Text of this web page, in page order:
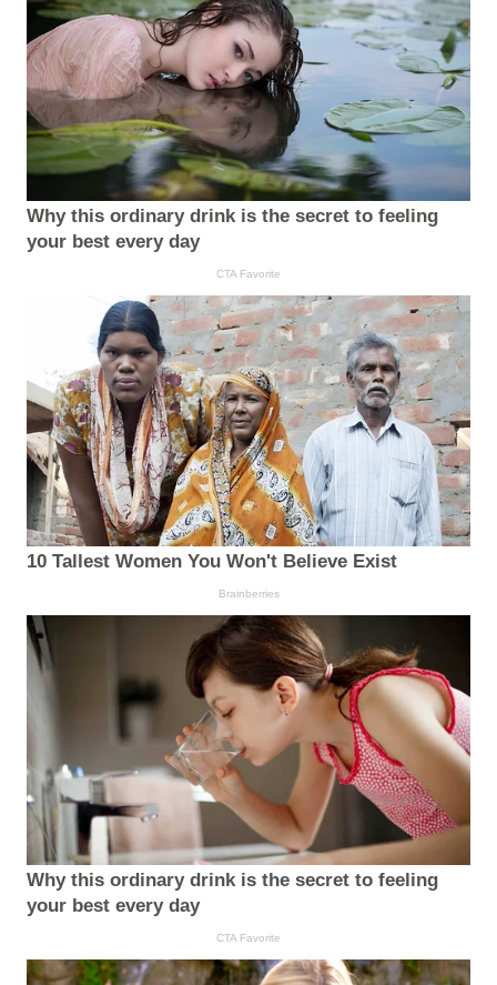
Why this ordinary drink is the secret to feeling
your best every day
CTA Favorite
10 Tallest Women You Won't Believe Exist
Brainberries
Why this ordinary drink is the secret to feeling
your best every day
CTA Favorite